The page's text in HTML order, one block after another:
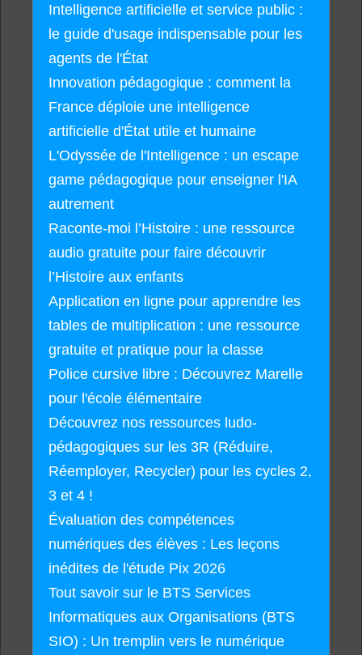
Intelligence artificielle et service public :
le guide d'usage indispensable pour les
agents de l'État
Innovation pédagogique : comment la
France déploie une intelligence
artificielle d'État utile et humaine
L'Odyssée de l'Intelligence : un escape
game pédagogique pour enseigner l'IA
autrement
Raconte-moi l’Histoire : une ressource
audio gratuite pour faire découvrir
l’Histoire aux enfants
Application en ligne pour apprendre les
tables de multiplication : une ressource
gratuite et pratique pour la classe
Police cursive libre : Découvrez Marelle
pour l'école élémentaire
Découvrez nos ressources ludo-
pédagogiques sur les 3R (Réduire,
Réemployer, Recycler) pour les cycles 2,
3 et 4 !
Évaluation des compétences
numériques des élèves : Les leçons
inédites de l'étude Pix 2026
Tout savoir sur le BTS Services
Informatiques aux Organisations (BTS
SIO) : Un tremplin vers le numérique